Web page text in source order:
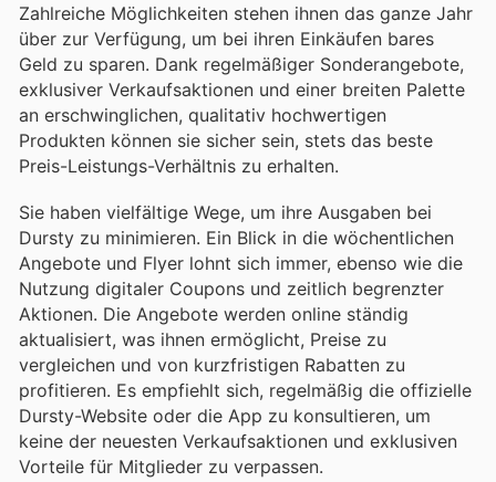
Zahlreiche Möglichkeiten stehen ihnen das ganze Jahr
über zur Verfügung, um bei ihren Einkäufen bares
Geld zu sparen. Dank regelmäßiger Sonderangebote,
exklusiver Verkaufsaktionen und einer breiten Palette
an erschwinglichen, qualitativ hochwertigen
Produkten können sie sicher sein, stets das beste
Preis-Leistungs-Verhältnis zu erhalten.
Sie haben vielfältige Wege, um ihre Ausgaben bei
Dursty zu minimieren. Ein Blick in die wöchentlichen
Angebote und Flyer lohnt sich immer, ebenso wie die
Nutzung digitaler Coupons und zeitlich begrenzter
Aktionen. Die Angebote werden online ständig
aktualisiert, was ihnen ermöglicht, Preise zu
vergleichen und von kurzfristigen Rabatten zu
profitieren. Es empfiehlt sich, regelmäßig die offizielle
Dursty-Website oder die App zu konsultieren, um
keine der neuesten Verkaufsaktionen und exklusiven
Vorteile für Mitglieder zu verpassen.